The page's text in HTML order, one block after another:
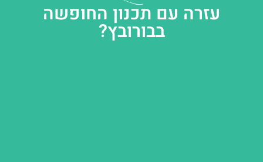
עזרה עם תכנון החופשה
בבורובץ?